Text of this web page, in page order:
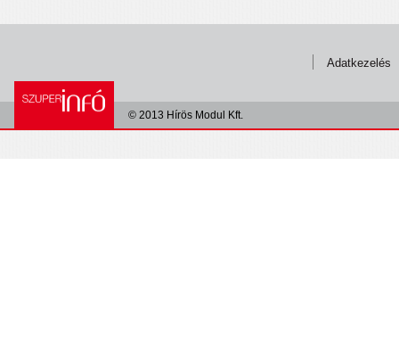
Adatkezelés
© 2013 Hírös Modul Kft.